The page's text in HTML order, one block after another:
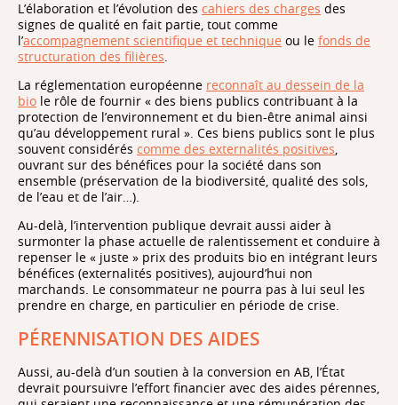
L’élaboration et l’évolution des cahiers des charges des
signes de qualité en fait partie, tout comme
l’accompagnement scientifique et technique ou le fonds de
structuration des filières
La réglementation européenne reconnaît au dessein de la
bio le rôle de fournir « des biens publics contribuant à la
protection de l’environnement et du bien-être animal ainsi
qu’au développement rural ». Ces biens publics sont le plus
souvent considérés comme des externalités positives
ouvrant sur des bénéfices pour la société dans son
ensemble (préservation de la biodiversité, qualité des sols,
de l’eau et de l’air…).
Au-delà, l’intervention publique devrait aussi aider à
surmonter la phase actuelle de ralentissement et conduire à
repenser le « juste » prix des produits bio en intégrant leurs
bénéfices (externalités positives), aujourd’hui non
marchands. Le consommateur ne pourra pas à lui seul les
prendre en charge, en particulier en période de crise.
PÉRENNISATION DES AIDES
Aussi, au-delà d’un soutien à la conversion en AB, l’État
devrait poursuivre l’effort financier avec des aides pérennes,